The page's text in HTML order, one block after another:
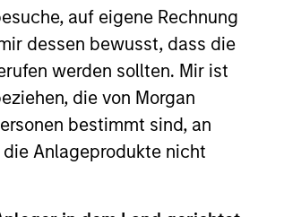
auf eigene Rechnung
dessen bewusst, dass die
werden sollten. Mir ist
die von Morgan
bestimmt sind, an
Anlageprodukte nicht
steigen oder
von Morgan Stanley Investment